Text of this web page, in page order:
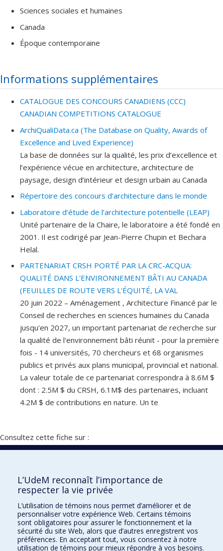
Sciences sociales et humaines
Canada
Époque contemporaine
Informations supplémentaires
CATALOGUE DES CONCOURS CANADIENS (CCC)
CANADIAN COMPETITIONS CATALOGUE
ArchiQualiData.ca (The Database on Quality, Awards of
Excellence and Lived Experience)
La base de données sur la qualité, les prix d’excellence et
l’expérience vécue en architecture, architecture de
paysage, design d’intérieur et design urbain au Canada
Répertoire des concours d’architecture dans le monde
Laboratoire d’étude de l’architecture potentielle (LEAP)
Unité partenaire de la Chaire, le laboratoire a été fondé en
2001. Il est codirigé par Jean-Pierre Chupin et Bechara
Helal.
PARTENARIAT CRSH PORTÉ PAR LA CRC-ACQUA:
QUALITÉ DANS L'ENVIRONNEMENT BÂTI AU CANADA
(FEUILLES DE ROUTE VERS L'ÉQUITÉ, LA VAL
20 juin 2022 – Aménagement , Architecture Financé par le
Conseil de recherches en sciences humaines du Canada
jusqu'en 2027, un important partenariat de recherche sur
la qualité de l'environnement bâti réunit - pour la première
fois - 14 universités, 70 chercheurs et 68 organismes
publics et privés aux plans municipal, provincial et national.
La valeur totale de ce partenariat correspondra à 8.6M $
dont : 2.5M $ du CRSH, 6.1M$ des partenaires, incluant
4.2M $ de contributions en nature. Un te
Consultez cette fiche sur :
École d'architecture
École de design
École d'urbanisme et d'architecture de paysage
L’UdeM reconnaît l’importance de
respecter la vie privée
L’utilisation de témoins nous permet d’améliorer et de
personnaliser votre expérience Web. Certains témoins
sont obligatoires pour assurer le fonctionnement et la
sécurité du site Web, alors que d’autres enregistrent vos
préférences. En acceptant tout, vous consentez à notre
utilisation de témoins pour mieux répondre à vos besoins.